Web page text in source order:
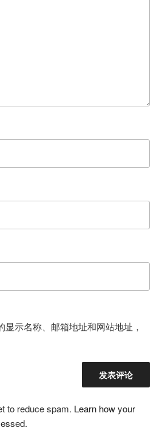
示名称、邮箱地址和网站地址，
to reduce spam. Learn how your
.